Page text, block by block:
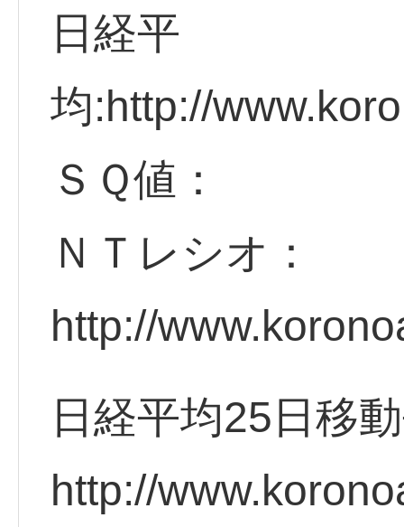
日経平
均:http://
ＳＱ値：
ＮＴレシオ：
http://
日経平均25日移
http://